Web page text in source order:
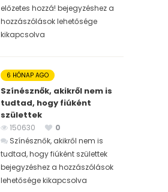
előzetes hozzá! bejegyzéshez a
hozzászólások lehetősége
kikapcsolva
6 HÓNAP AGO
Színésznők, akikről nem is
tudtad, hogy fiúként
születtek
150630
0
Színésznők, akikről nem is
tudtad, hogy fiúként születtek
bejegyzéshez a hozzászólások
lehetősége kikapcsolva